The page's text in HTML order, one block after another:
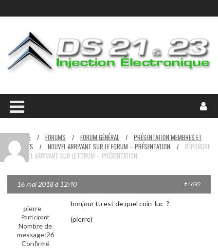
HOME / FORUMS / FORUM GÉNÉRAL /
PRÉSENTATION MEMBRES ET
VÉHICULES
/ NOUVEL ARRIVANT SUR LE FORUM – PRÉSENTATION /
RÉPONDRE
À : NOUVEL ARRIVANT SUR LE FORUM – PRÉSENTATION
16 mai 2018 à 12:40 #4692
pierre
Participant
Nombre de
message:26
Confirmé
bonjour tu est de quel coin luc ?
(pierre)